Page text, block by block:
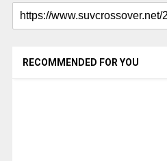
RECOMMENDED FOR YOU